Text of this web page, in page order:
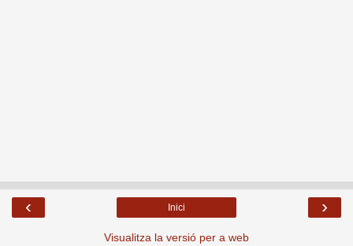
‹ ›
Inici
Visualitza la versió per a web